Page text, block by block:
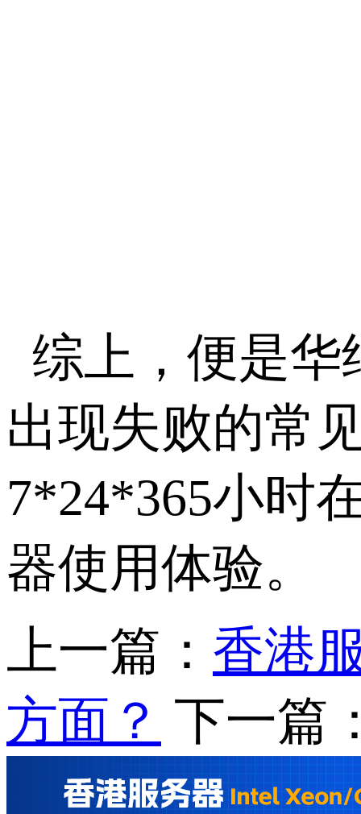
综上，便是华
出现失败的常
7*24*365小时
器使用体验。
上一篇： 香港
方面？ 下一篇